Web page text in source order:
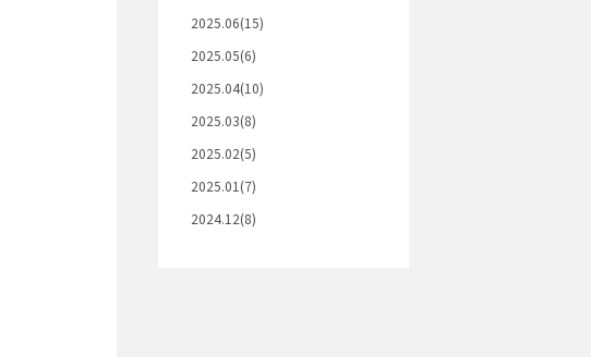
2025.06(15)
2025.05(6)
2025.04(10)
2025.03(8)
2025.02(5)
2025.01(7)
2024.12(8)